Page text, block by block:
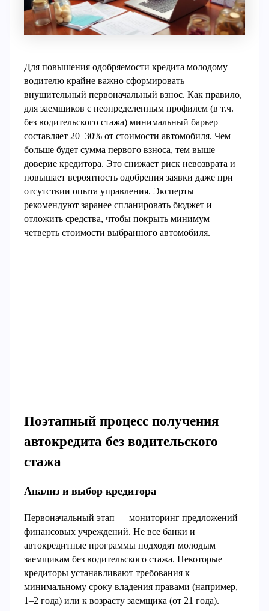
Для повышения одобряемости кредита молодому
водителю крайне важно сформировать
внушительный первоначальный взнос. Как правило,
для заемщиков с неопределенным профилем (в т.ч.
без водительского стажа) минимальный барьер
составляет 20–30% от стоимости автомобиля. Чем
больше будет сумма первого взноса, тем выше
доверие кредитора. Это снижает риск невозврата и
повышает вероятность одобрения заявки даже при
отсутствии опыта управления. Эксперты
рекомендуют заранее спланировать бюджет и
отложить средства, чтобы покрыть минимум
четверть стоимости выбранного автомобиля.
Поэтапный процесс получения
автокредита без водительского
стажа
Анализ и выбор кредитора
Первоначальный этап — мониторинг предложений
финансовых учреждений. Не все банки и
автокредитные программы подходят молодым
заемщикам без водительского стажа. Некоторые
кредиторы устанавливают требования к
минимальному сроку владения правами (например,
1–2 года) или к возрасту заемщика (от 21 года).